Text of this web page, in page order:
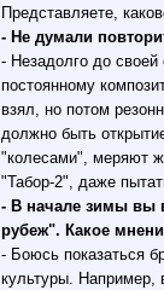
Представляете,
- Не думали
- Незадолго до
постоянному
взял, но потом
должно быть
"колесами", меряют
"Табор-2", даже
- В начале зимы вы
рубеж". Какое
- Боюсь показаться
культуры. Например,